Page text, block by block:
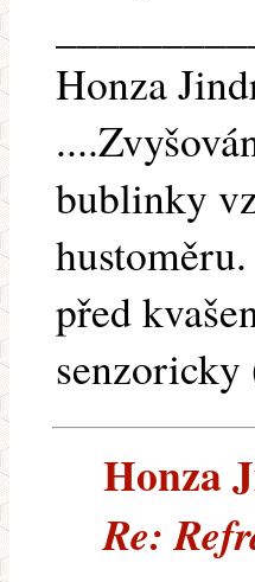
Honza
bublinky
před
senzoricky
Honza
Re: